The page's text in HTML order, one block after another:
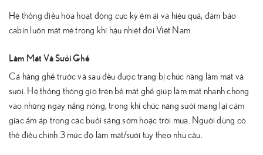
Hệ thống điều hòa hoạt động cực kỳ êm ái và hiệu quả, đảm bảo
cabin luôn mát mẻ trong khí hậu nhiệt đới Việt Nam.
Làm Mát Và Sưởi Ghế
Cả hàng ghế trước và sau đều được trang bị chức năng làm mát và
sưởi. Hệ thống thông gió trên bề mặt ghế giúp làm mát nhanh chóng
vào những ngày nắng nóng, trong khi chức năng sưởi mang lại cảm
giác ấm áp trong các buổi sáng sớm hoặc trời mưa. Người dùng có
thể điều chỉnh 3 mức độ làm mát/sưởi tùy theo nhu cầu.